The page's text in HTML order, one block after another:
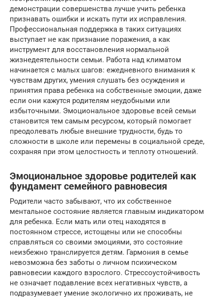
демонстрации совершенства лучше учить ребенка
признавать ошибки и искать пути их исправления.
Профессиональная поддержка в таких ситуациях
выступает не как признание поражения, а как
инструмент для восстановления нормальной
жизнедеятельности семьи. Работа над климатом
начинается с малых шагов: ежедневного внимания к
чувствам других, умения слушать без осуждения и
принятия права ребенка на собственные эмоции, даже
если они кажутся родителям неудобными или
избыточными. Эмоциональное здоровье всей семьи
становится тем самым ресурсом, который помогает
преодолевать любые внешние трудности, будь то
сложности в школе или перемены в социальной среде,
сохраняя при этом целостность и теплоту отношений.
Эмоциональное здоровье родителей как
фундамент семейного равновесия
Родители часто забывают, что их собственное
ментальное состояние является главным индикатором
для ребенка. Если мать или отец находятся в
постоянном стрессе, истощены или не способны
справляться со своими эмоциями, это состояние
неизбежно транслируется детям. Гармония в семье
невозможна без заботы о личном психическом
равновесии каждого взрослого. Стрессоустойчивость
не означает подавление всех негативных чувств, а
подразумевает умение экологично их проживать, не